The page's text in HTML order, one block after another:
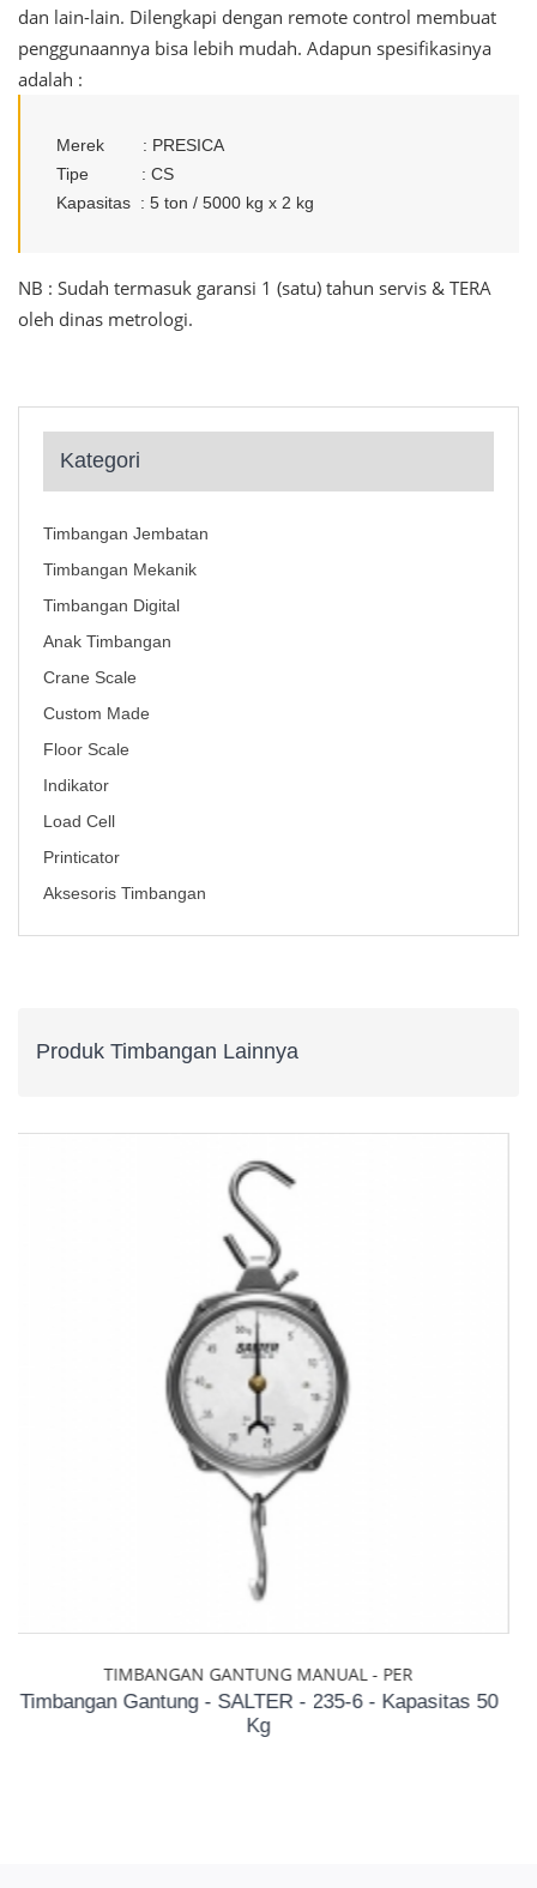
Kategori
Timbangan Jembatan
Timbangan Mekanik
Timbangan Digital
Anak Timbangan
Crane Scale
Custom Made
Floor Scale
Indikator
Load Cell
Printicator
Aksesoris Timbangan
dan lain-lain. Dilengkapi dengan remote control membuat
penggunaannya bisa lebih mudah. Adapun spesifikasinya
adalah :
Merek : PRESICA
Tipe : CS
Kapasitas : 5 ton / 5000 kg x 2 kg
NB : Sudah termasuk garansi 1 (satu) tahun servis & TERA
oleh dinas metrologi.
Produk Timbangan Lainnya
MANUAL - PER
- 235-6 - Kapasitas 50
Hybrid Printicator